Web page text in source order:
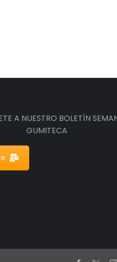
A NUESTRO BOLETÍN
GUMITECA